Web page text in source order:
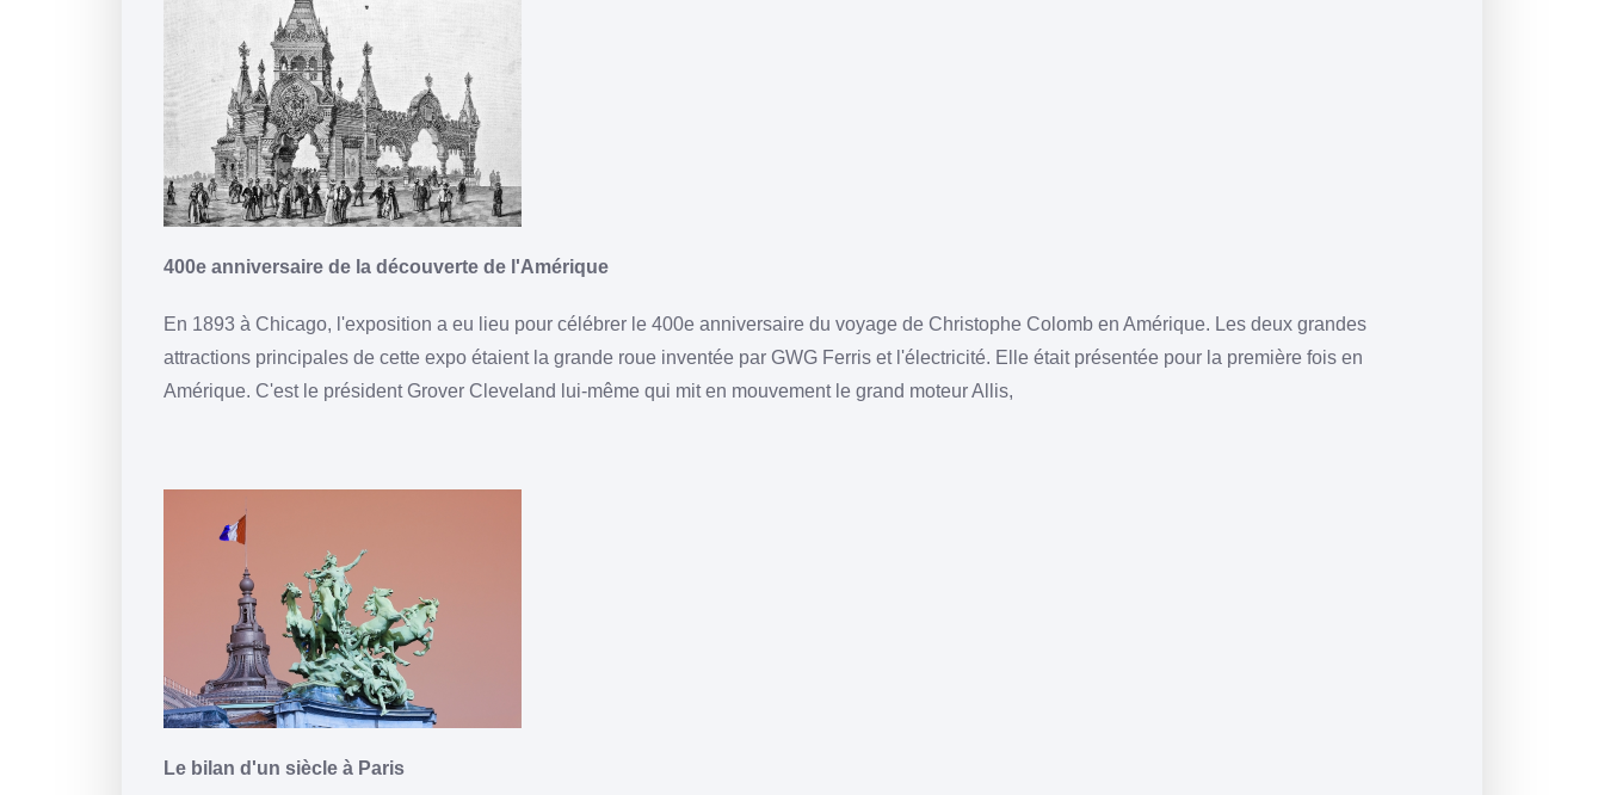
400e anniversaire de la découverte de l'Amérique
En 1893 à Chicago, l'exposition a eu lieu pour célébrer le 400e anniversaire du voyage de Christophe Colomb en Amérique. Les deux grandes
attractions principales de cette expo étaient la grande roue inventée par GWG Ferris et l'électricité. Elle était présentée pour la première fois en
Amérique. C'est le président Grover Cleveland lui-même qui mit en mouvement le grand moteur Allis,
Le bilan d'un siècle à Paris